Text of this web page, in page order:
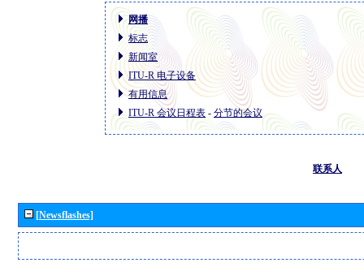
网播
标志
新闻室
ITU-R 电子设备
有用信息
ITU-R 会议日程表 - 分节的会议
联系人
[Newsflashes]